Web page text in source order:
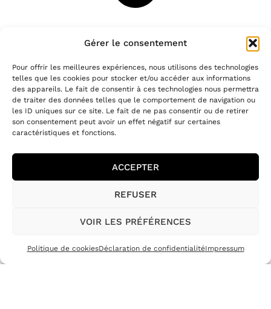
Gérer le consentement
Pour offrir les meilleures expériences, nous utilisons des technologies
telles que les cookies pour stocker et/ou accéder aux informations
des appareils. Le fait de consentir à ces technologies nous permettra
de traiter des données telles que le comportement de navigation ou
les ID uniques sur ce site. Le fait de ne pas consentir ou de retirer
son consentement peut avoir un effet négatif sur certaines
caractéristiques et fonctions.
ACCEPTER
REFUSER
VOIR LES PRÉFÉRENCES
Politique de cookiesDéclaration de confidentialitéImpressum
Restez connectés à l'atelier
Laissez-nous votre email pour
recevoir notre newsletter
Suivez-nous